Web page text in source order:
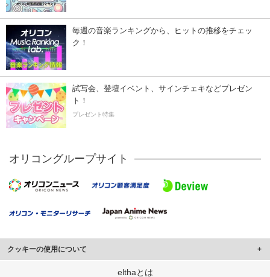
毎週の音楽ランキングから、ヒットの推移をチェッ
ク！
試写会、登壇イベント、サインチェキなどプレゼン
ト！
プレゼント特集
オリコングループサイト
クッキーの使用について
このサイトでは Cookie を使用して、ユーザーに合わせたコンテンツや広告の
elthaとは